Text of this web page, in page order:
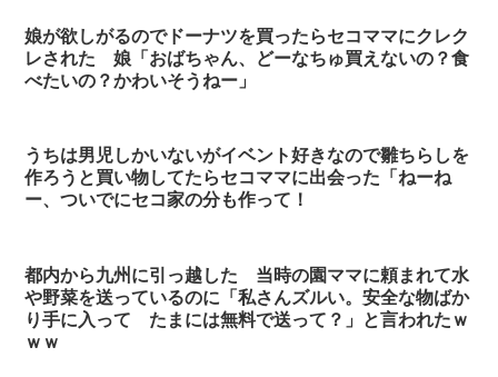
娘が欲しがるのでドーナツを買ったらセコママにクレク
レされた 娘「おばちゃん、どーなちゅ買えないの？食
べたいの？かわいそうねー」
うちは男児しかいないがイベント好きなので雛ちらしを
作ろうと買い物してたらセコママに出会った「ねーね
ー、ついでにセコ家の分も作って！
都内から九州に引っ越した 当時の園ママに頼まれて水
や野菜を送っているのに「私さんズルい。安全な物ばか
り手に入って たまには無料で送って？」と言われたｗ
ｗｗ